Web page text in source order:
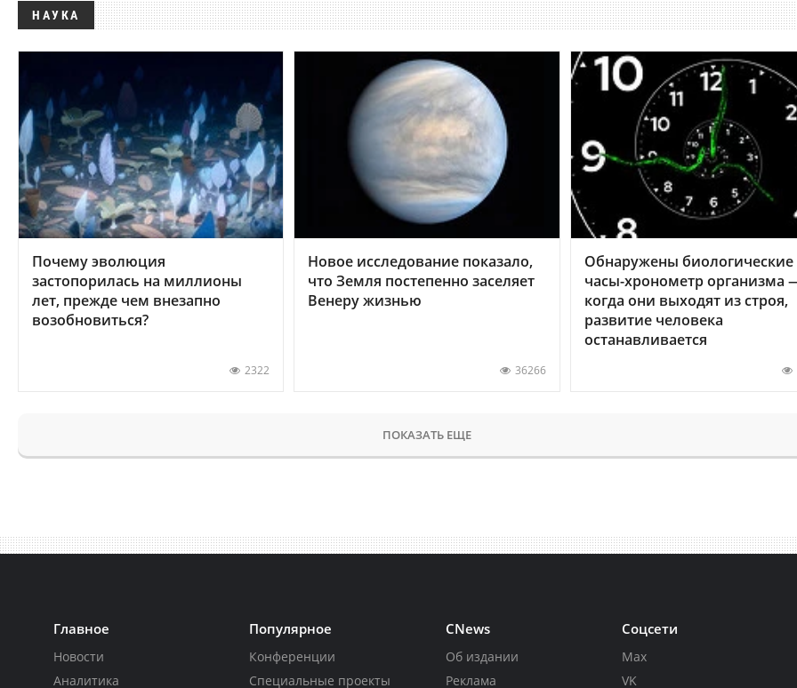
НАУКА
Почему эволюция
застопорилась на миллионы
лет, прежде чем внезапно
возобновиться?
2322
Новое исследование показало,
что Земля постепенно заселяет
Венеру жизнью
36266
Обнаружены биологические
часы-хронометр организма
когда они выходят из строя,
развитие человека
останавливается
ПОКАЗАТЬ ЕЩЕ
Главное
Новости
Аналитика
Популярное
Конференции
Специальные проекты
CNews
Об издании
Реклама
Соцсети
Max
VK